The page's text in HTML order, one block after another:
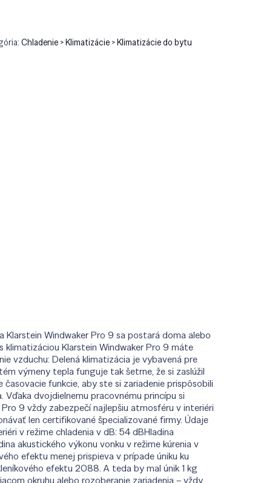
Chladenie > Klimatizácie > Klimatizácie do bytu
Windwaker Pro 9 sa postará doma alebo
Klarstein Windwaker Pro 9 máte
vzduchu: Delená klimatizácia je vybavená pre
výmeny tepla funguje tak šetrne, že si zaslúžil
funkcie, aby ste si zariadenie prispôsobili
dvojdielnemu pracovnému princípu si
9 vždy zabezpečí najlepšiu atmosféru v interiéri
len certifikované špecializované firmy. Údaje
v režime chladenia v dB: 54 dBHladina
akustického výkonu vonku v režime kúrenia v
efektu menej prispieva v prípade úniku ku
efektu 2088. A teda by mal únik 1 kg
okruhu alebo rozoberanie zariadenia – vždy